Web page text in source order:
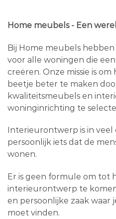
Home meubels - Een
Bij Home meubels
voor alle woningen die
creëren. Onze missie is
beetje beter te maken
kwaliteitsmeubels en
woninginrichting te
Interieurontwerp is in
persoonlijk iets dat de
wonen.
Er is geen formule om tot
interieurontwerp te
en persoonlijke zaak waar
moet vinden.